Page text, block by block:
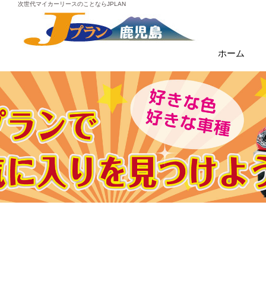
次世代マイカーリースのことならJPLAN
ホーム